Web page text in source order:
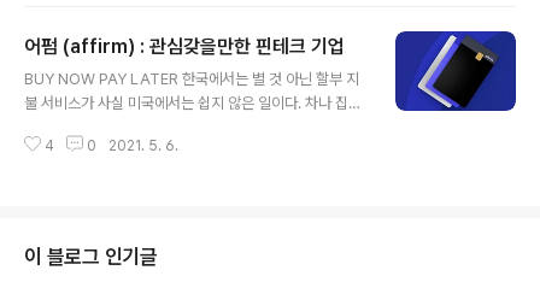
다. 그러나 Tesla는 2023년 Roadster, Semi 및 Cybertruck 출시 계획에
전념하고 있으며 2024년에는 사람의 개입 없이 스스로 운전하는 새로운 모델
인 로보택시를 출시할 예정입니다. 따라서 Tesla는 장기 투..
어펌 (affirm) : 관심갖을만한 핀테크 기업
BUY NOW PAY LATER 한국에서는 별 것 아닌 할부 지
불 서비스가 사실 미국에서는 쉽지 않은 일이다. 차나 집과
부를 제공하지만 어중간한 예를들어 고가의 가구나 가전제
게 되면서 이제는 고가품 뿐만 아니라 저가품까지 그 시장
이 확대되고 있다. 오늘은 올해 초 상장한 할부 서비스 핀테
4 0 2021. 5. 6.
이 블로그 인기글